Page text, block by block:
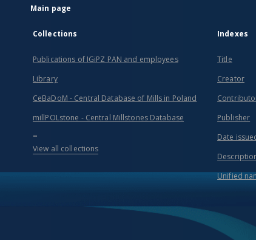
Main page
Collections
Publications of IGiPZ PAN and employees
Library
CeBaDoM - Central Database of Mills in Poland
millPOLstone - Central Millstones Database
...
View all collections
Indexes
Title
Creator
Publisher
Date
Unified